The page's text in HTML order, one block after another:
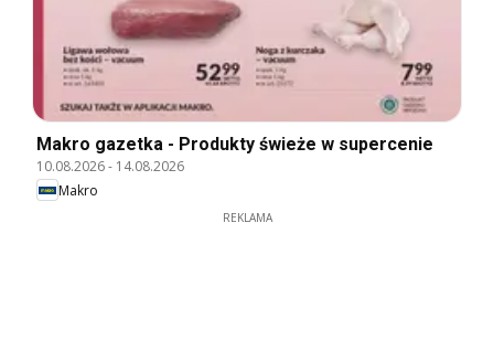
Makro gazetka - Produkty świeże w supercenie
10.08.2026- 14.08.2026
Makro
REKLAMA